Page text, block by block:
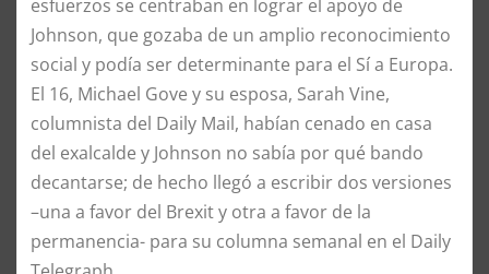
esfuerzos se centraban en lograr el apoyo de
Johnson, que gozaba de un amplio reconocimiento
social y podía ser determinante para el Sí a Europa.
El 16, Michael Gove y su esposa, Sarah Vine,
columnista del Daily Mail, habían cenado en casa
del exalcalde y Johnson no sabía por qué bando
decantarse; de hecho llegó a escribir dos versiones
–una a favor del Brexit y otra a favor de la
permanencia- para su columna semanal en el Daily